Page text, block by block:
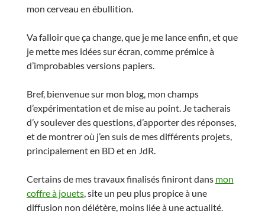
mon cerveau en ébullition.
Va falloir que ça change, que je me lance enfin, et que
je mette mes idées sur écran, comme prémice à
d’improbables versions papiers.
Bref, bienvenue sur mon blog, mon champs
d’expérimentation et de mise au point. Je tacherais
d’y soulever des questions, d’apporter des réponses,
et de montrer où j’en suis de mes différents projets,
principalement en BD et en JdR.
Certains de mes travaux finalisés finiront dans mon
coffre à jouets, site un peu plus propice à une
diffusion non délétère, moins liée à une actualité.